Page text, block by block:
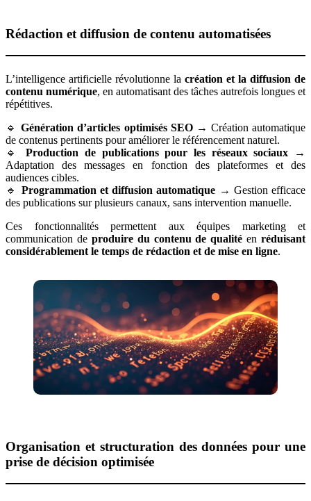
Rédaction et diffusion de contenu automatisées
L’intelligence artificielle révolutionne la création et la diffusion de
contenu numérique, en automatisant des tâches autrefois longues et
répétitives.
🔹Génération d’articles optimisés SEO→ Création automatique
de contenus pertinents pour améliorer le référencement naturel.
🔹Production de publications pour les réseaux sociaux →
Adaptation des messages en fonction des plateformes et des
audiences cibles.
🔹 Programmation et diffusion automatique → Gestion efficace
des publications sur plusieurs canaux, sans intervention manuelle.
Ces fonctionnalités permettent aux équipes marketing et
communication de produire du contenu de qualité en réduisant
considérablement le temps de rédaction et de mise en ligne.
Organisation et structuration des données pour une
prise de décision optimisée